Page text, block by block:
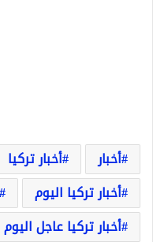
أخبار أخبار تركيا
أخبار تركيا اليوم
أخبار تركيا عاجل اليوم